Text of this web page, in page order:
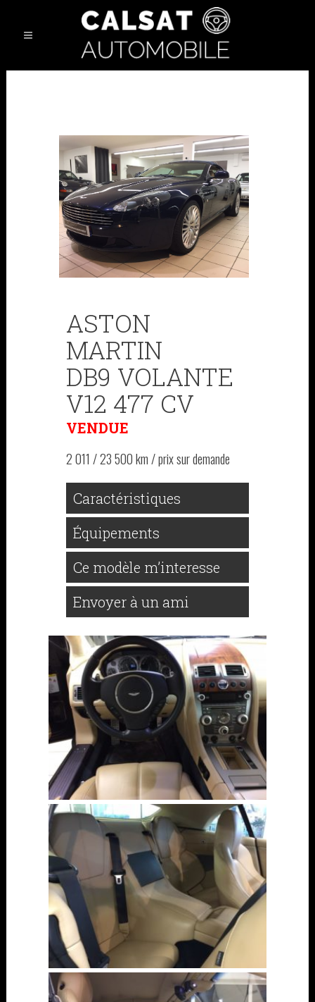
ASTON
MARTIN
DB9 VOLANTE
V12 477 CV
VENDUE
2 011 / 23 500 km / prix sur demande
Caractéristiques
Équipements
Ce modèle m’interesse
Envoyer à un ami